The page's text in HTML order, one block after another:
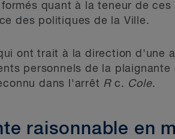
quant à la teneur de
des politiques de la Ville.
ont trait à la direction d'une
personnels de la
dans l'arrêt Rc. Cole.
raisonnable en